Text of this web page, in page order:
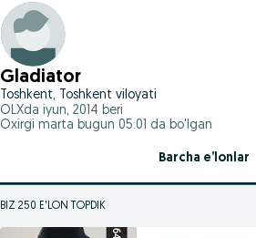
Gladiator
Toshkent, Toshkent viloyati
OLXda iyun, 2014 beri
Oxirgi marta bugun 05:01 da bo'lgan
Barcha e’lonlar
BIZ 250 E'LON TOPDIK